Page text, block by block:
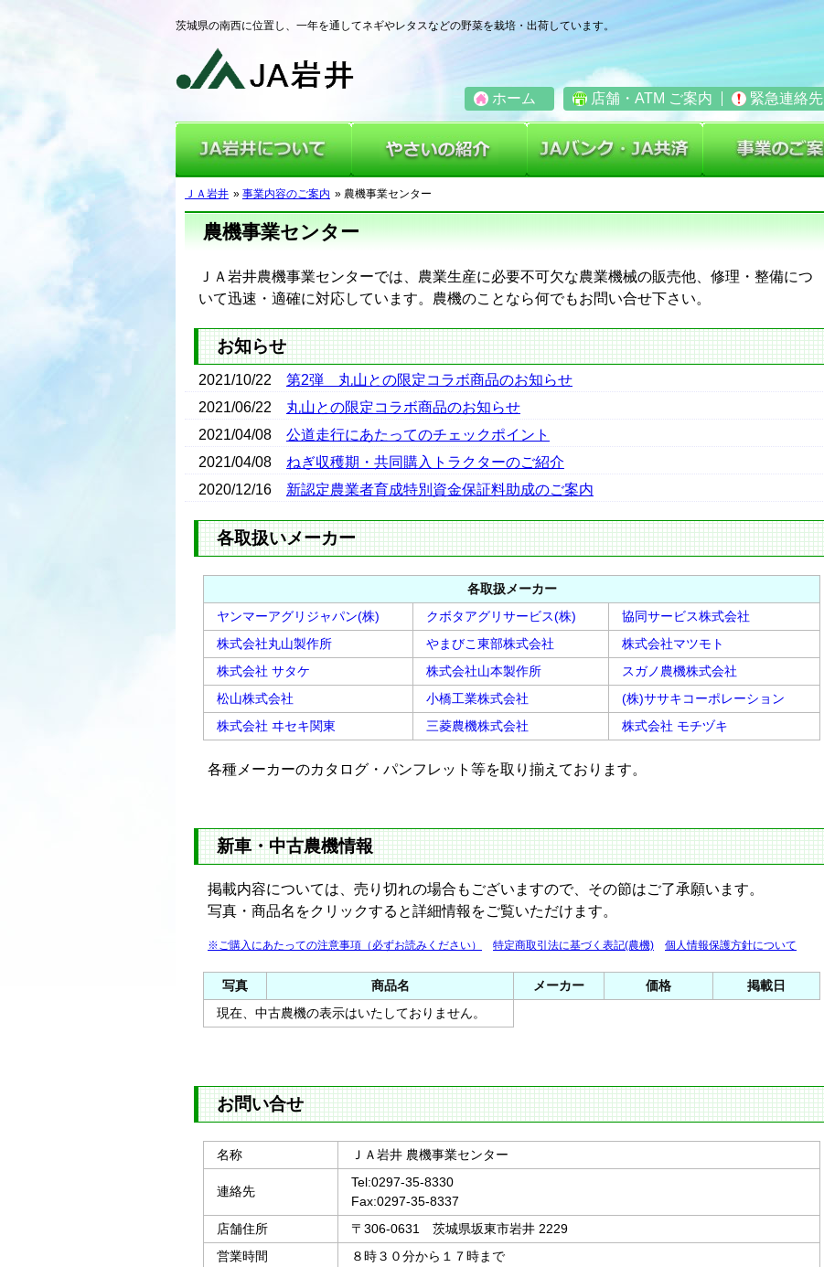
茨城県の南西に位置し、一年を通してネギやレタスなどの野菜を栽培・出荷しています。
ホーム 店舗・ATM ご案内 緊急連絡先
JA岩井について やさいの紹介 JAバンク・JA共済
ＪＡ岩井 » 事業内容のご案内 » 農機事業センター
農機事業センター
ＪＡ岩井農機事業センターでは、農業生産に必要不可欠な農業機械の販売他、修理・整備につ
いて迅速・適確に対応しています。農機のことなら何でもお問い合せ下さい。
お知らせ
2021/10/22
第2弾 丸山との限定コラボ商品のお知らせ
2021/06/22
丸山との限定コラボ商品のお知らせ
2021/04/08
公道走行にあたってのチェックポイント
2021/04/08
ねぎ収穫期・共同購入トラクターのご紹介
2020/12/16
新認定農業者育成特別資金保証料助成のご案内
各取扱いメーカー
各取扱メーカー
ヤンマーアグリジャパン(株)
クボタアグリサービス(株)
協同サービス株式会社
株式会社丸山製作所
やまびこ東部株式会社
株式会社マツモト
株式会社 サタケ
株式会社山本製作所
スガノ農機株式会社
松山株式会社
小橋工業株式会社
(株)ササキコーポレーション
株式会社 ヰセキ関東
三菱農機株式会社 株式会社 モチヅキ
各種メーカーのカタログ・パンフレット等を取り揃えております。
新車・中古農機情報
掲載内容については、売り切れの場合もございますので、その節はご了承願います。
写真・商品名をクリックすると詳細情報をご覧いただけます。
※ご購入にあたっての注意事項（必ずお読みください） 特定商取引法に基づく表記(農機) 個人情報保護方針について
写真 商品名 メーカー 価格
掲載日
現在、中古農機の表示はいたしておりません。
お問い合せ
名称 ＪＡ岩井 農機事業センター
連絡先
Tel:0297-35-8330
Fax:0297-35-8337
店舗住所
〒306-0631 茨城県坂東市岩井 2229
営業時間
８時３０分から１７時まで